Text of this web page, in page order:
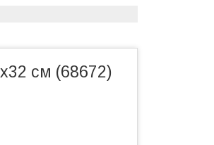
см (68672)